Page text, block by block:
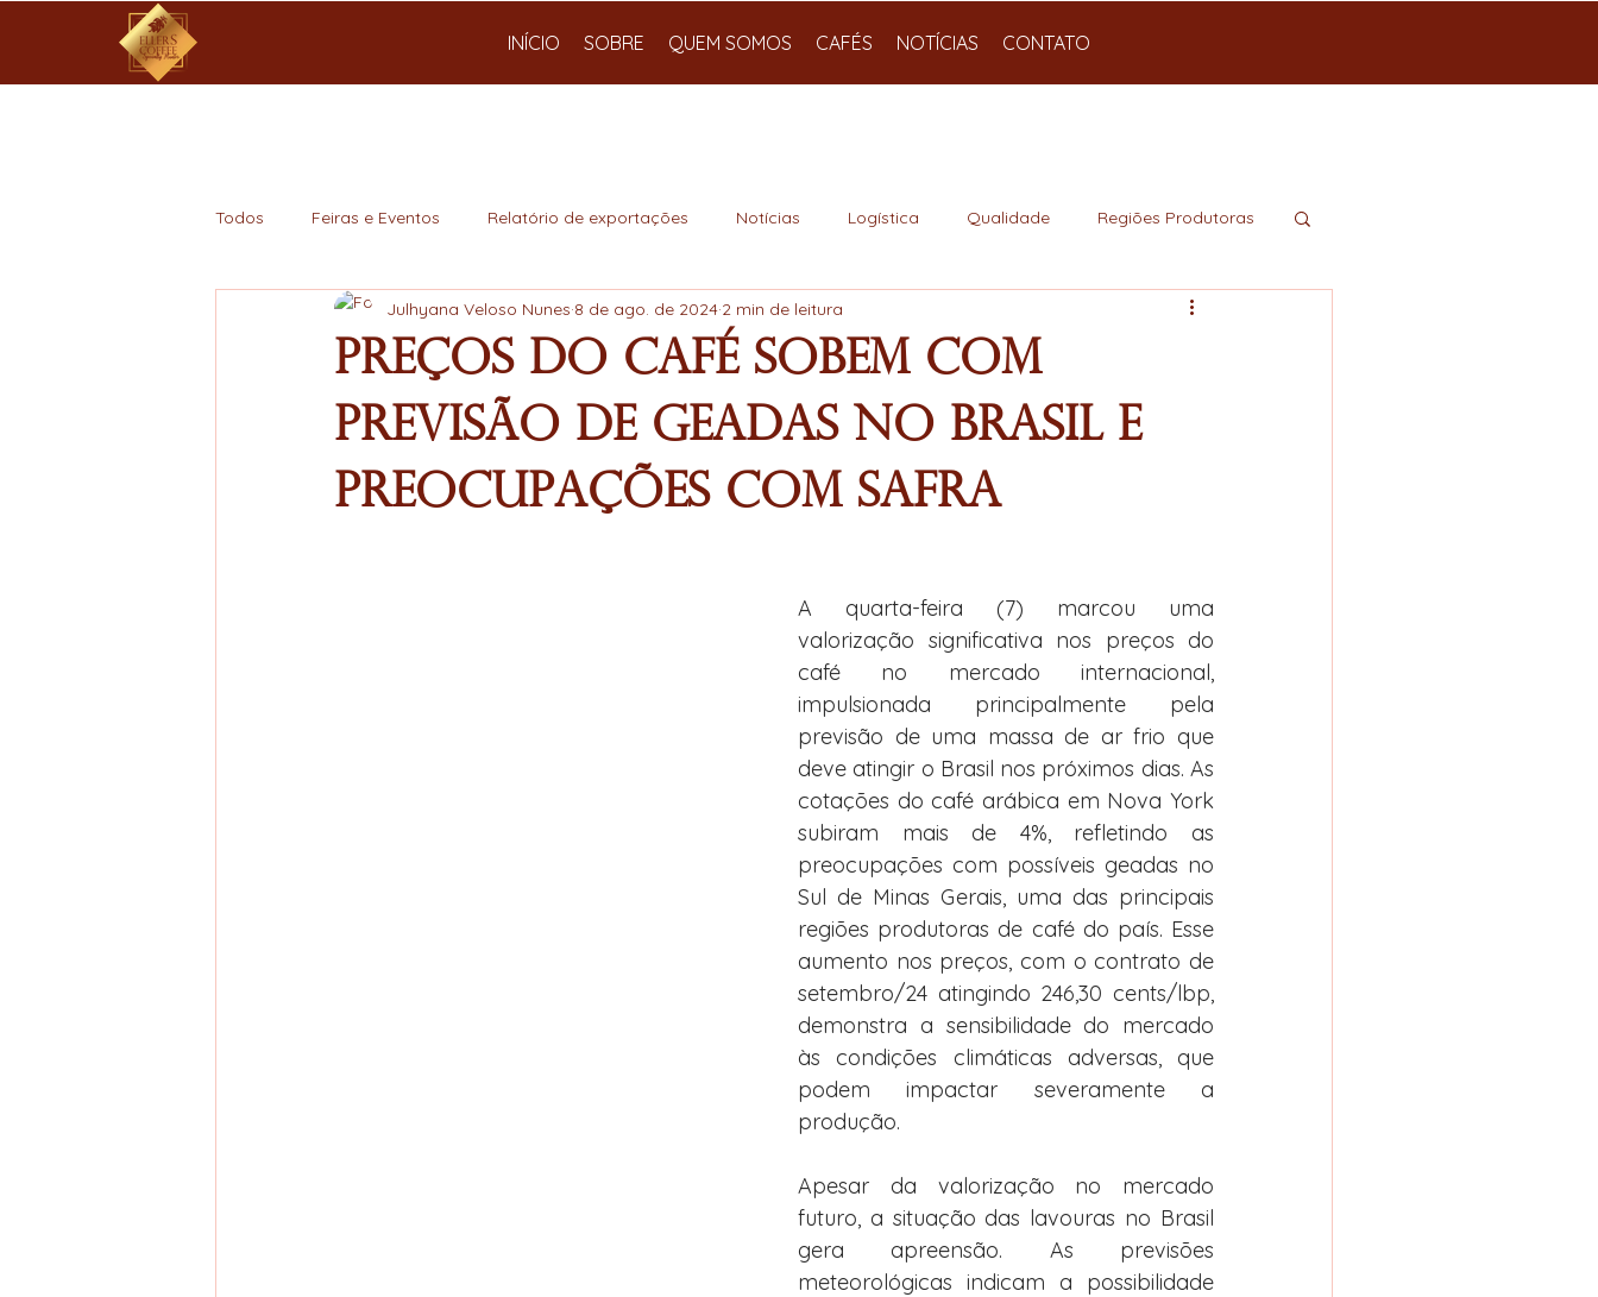
INÍCIO SOBRE QUEM SOMOS CAFÉS NOTÍCIAS CONTATO
Todos Feiras e Eventos Relatório de exportações Notícias Logística Qualidade Regiões Produtoras
Preços do Café Sobem com
Previsão de Geadas no Brasil e
Preocupações com Safra
Julhyana Veloso Nunes 8 de ago. de 2024 2 min de leitura
A quarta-feira (7) marcou uma
valorização significativa nos preços do
café no mercado internacional,
impulsionada principalmente pela
previsão de uma massa de ar frio que
deve atingir o Brasil nos próximos dias. As
cotações do café arábica em Nova York
subiram mais de 4%, refletindo as
preocupações com possíveis geadas no
Sul de Minas Gerais, uma das principais
regiões produtoras de café do país. Esse
aumento nos preços, com o contrato de
setembro/24 atingindo 246,30 cents/lbp,
demonstra a sensibilidade do mercado
às condições climáticas adversas, que
podem impactar severamente a
produção.
Apesar da valorização no mercado
futuro, a situação das lavouras no Brasil
gera apreensão. As previsões
meteorológicas indicam a possibilidade